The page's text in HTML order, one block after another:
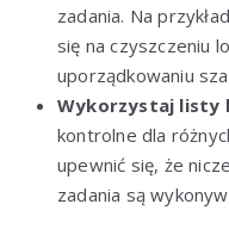
zadania. Na
się na czyszczeniu
uporządkowaniu
Wykorzystaj listy
kontrolne dla
upewnić się, że
zadania są